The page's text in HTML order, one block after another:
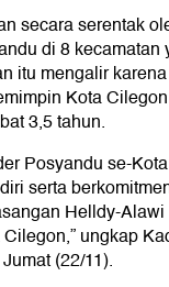
secara serentak
di 8 kecamatan
itu mengalir
Kota
3,5 tahun.
Posyandu se-
serta
Helldy-
ungkap
(22/11).